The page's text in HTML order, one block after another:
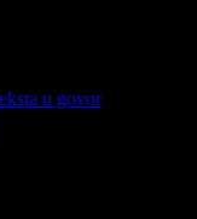
u govor